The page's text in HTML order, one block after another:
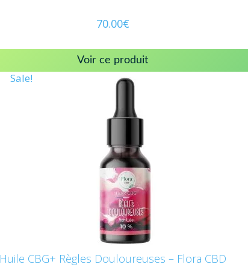
70.00€
Voir ce produit
Sale!
Huile CBG+ Règles Douloureuses – Flora CBD